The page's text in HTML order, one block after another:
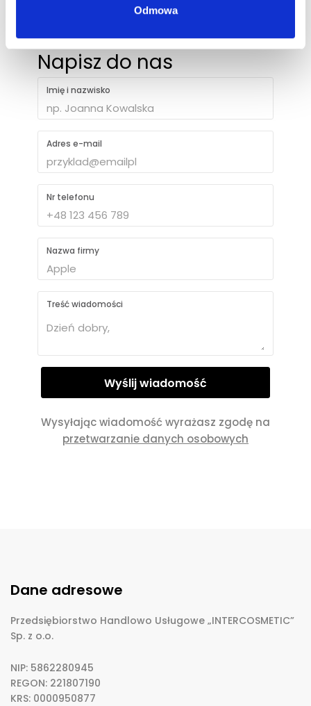
Odmowa
+48 694 403 787
Napisz do nas
Imię i nazwisko
Adres e-mail
Nr telefonu
Nazwa firmy
Treść wiadomości
Wysyłając wiadomość wyrażasz zgodę na
przetwarzanie danych osobowych
Dane adresowe
Przedsiębiorstwo Handlowo Usługowe „INTERCOSMETIC”
Sp. z o.o.
NIP: 5862280945
REGON: 221807190
KRS: 0000950877